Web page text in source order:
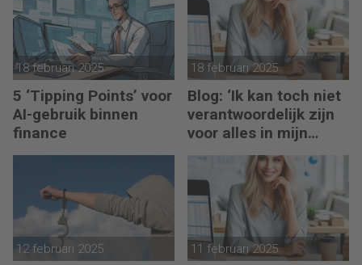
18 februari 2025
5 ‘Tipping Points’ voor
AI-gebruik binnen
finance
18 februari 2025
Blog: ‘Ik kan toch niet
verantwoordelijk zijn
voor alles in mijn
waardeketen?’
12 februari 2025 11 februari 2025